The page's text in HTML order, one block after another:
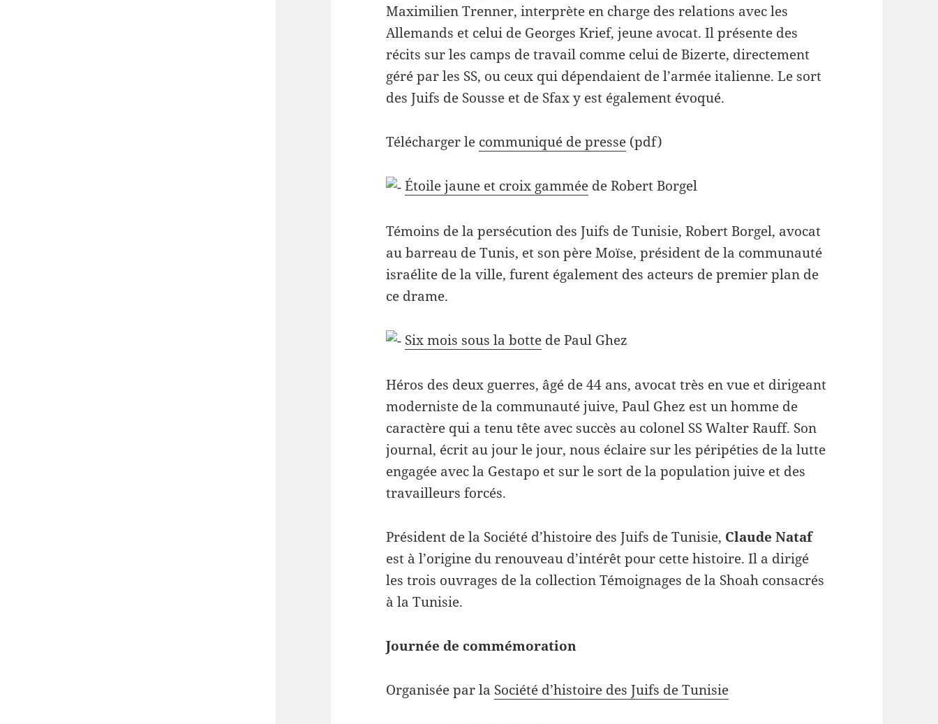
Maximilien Trenner, interprète en charge des relations avec les
Allemands et celui de Georges Krief, jeune avocat. Il présente des
récits sur les camps de travail comme celui de Bizerte, directement
géré par les SS, ou ceux qui dépendaient de l’armée italienne. Le sort
des Juifs de Sousse et de Sfax y est également évoqué.
Télécharger le communiqué de presse (pdf)
Étoile jaune et croix gammée de Robert Borgel
Témoins de la persécution des Juifs de Tunisie, Robert Borgel, avocat
au barreau de Tunis, et son père Moïse, président de la communauté
israélite de la ville, furent également des acteurs de premier plan de
ce drame.
Six mois sous la botte de Paul Ghez
Héros des deux guerres, âgé de 44 ans, avocat très en vue et dirigeant
moderniste de la communauté juive, Paul Ghez est un homme de
caractère qui a tenu tête avec succès au colonel SS Walter Rauff. Son
journal, écrit au jour le jour, nous éclaire sur les péripéties de la lutte
engagée avec la Gestapo et sur le sort de la population juive et des
travailleurs forcés.
Président de la Société d’histoire des Juifs de Tunisie, Claude Nataf
est à l’origine du renouveau d’intérêt pour cette histoire. Il a dirigé
les trois ouvrages de la collection Témoignages de la Shoah consacrés
à la Tunisie.
Journée de commémoration
Organisée par la Société d’histoire des Juifs de Tunisie